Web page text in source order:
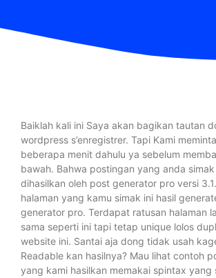
Baiklah kali ini Saya akan bagikan tautan
wordpress s’enregistrer. Tapi Kami
beberapa menit dahulu ya sebelum
bawah. Bahwa postingan yang anda
dihasilkan oleh post generator pro versi
halaman yang kamu simak ini hasil
generator pro. Terdapat ratusan halaman
sama seperti ini tapi tetap unique lolos
website ini. Santai aja dong tidak usah
Readable kan hasilnya? Mau lihat contoh
yang kami hasilkan memakai spintax yang